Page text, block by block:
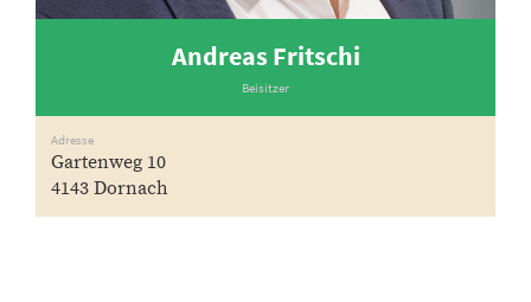
Andreas Fritschi
Beisitzer
Adresse
Gartenweg 10
4143 Dornach